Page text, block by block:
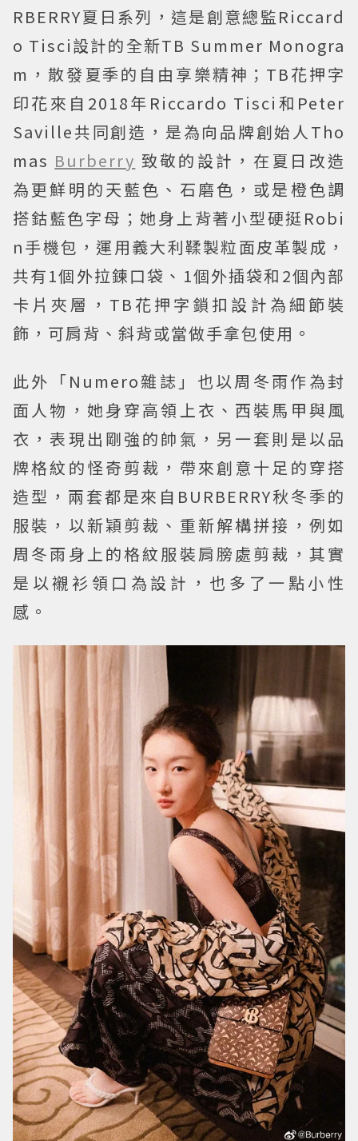
RBERRY夏日系列，這是創意總監Riccard
o Tisci設計的全新TB Summer Monogra
m，散發夏季的自由享樂精神；TB花押字
印花來自2018年Riccardo Tisci和Peter
Saville共同創造，是為向品牌創始人Tho
mas Burberry 致敬的設計，在夏日改造
為更鮮明的天藍色、石磨色，或是橙色調
搭鈷藍色字母；她身上背著小型硬挺Robi
n手機包，運用義大利鞣製粒面皮革製成，
共有1個外拉鍊口袋、1個外插袋和2個內部
卡片夾層，TB花押字鎖扣設計為細節裝
飾，可肩背、斜背或當做手拿包使用。
此外「Numero雜誌」也以周冬雨作為封
面人物，她身穿高領上衣、西裝馬甲與風
衣，表現出剛強的帥氣，另一套則是以品
牌格紋的怪奇剪裁，帶來創意十足的穿搭
造型，兩套都是來自BURBERRY秋冬季的
服裝，以新穎剪裁、重新解構拼接，例如
周冬雨身上的格紋服裝肩膀處剪裁，其實
是以襯衫領口為設計，也多了一點小性
感。